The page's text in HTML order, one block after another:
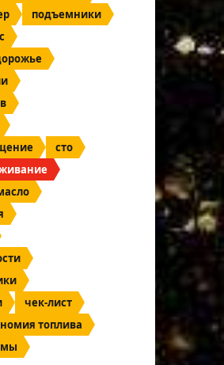
подъемники
сто
чек-лист
топлива